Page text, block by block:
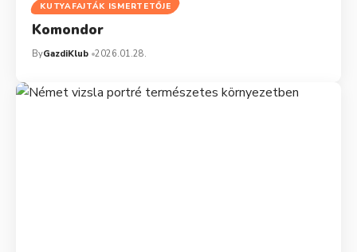
KUTYAFAJTÁK ISMERTETŐJE
Komondor
ByGazdiKlub 2026.01.28.